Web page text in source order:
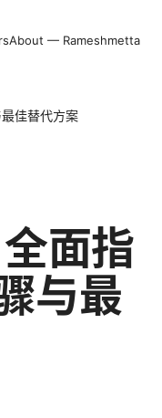
About — Rameshmetta
佳替代方案
面指
与最